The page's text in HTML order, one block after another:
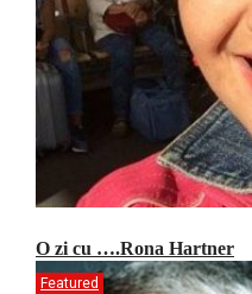
O zi cu ….Rona Hartner
Featured